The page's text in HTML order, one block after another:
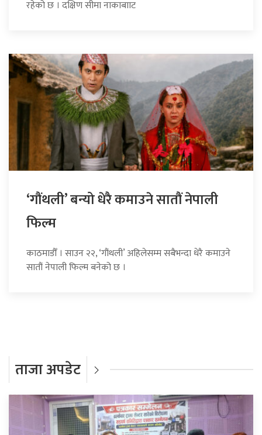
रहेको छ । दक्षिण सीमा नाकाबााट
‘गौंथली’ बन्यो धेरै कमाउने सातौं नेपाली
फिल्म
काठमाडौँ । साउन २२, ‘गौंथली’ अहिलेसम्म सबैभन्दा धेरै कमाउने
सातौं नेपाली फिल्म बनेको छ ।
ताजा अपडेट